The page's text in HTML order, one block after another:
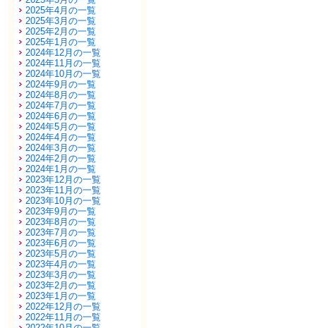
2025年4月の一覧
2025年3月の一覧
2025年2月の一覧
2025年1月の一覧
2024年12月の一覧
2024年11月の一覧
2024年10月の一覧
2024年9月の一覧
2024年8月の一覧
2024年7月の一覧
2024年6月の一覧
2024年5月の一覧
2024年4月の一覧
2024年3月の一覧
2024年2月の一覧
2024年1月の一覧
2023年12月の一覧
2023年11月の一覧
2023年10月の一覧
2023年9月の一覧
2023年8月の一覧
2023年7月の一覧
2023年6月の一覧
2023年5月の一覧
2023年4月の一覧
2023年3月の一覧
2023年2月の一覧
2023年1月の一覧
2022年12月の一覧
2022年11月の一覧